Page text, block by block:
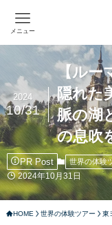
メニュー
【ルー
隠れた
脈の湖
の息吹
2024
10/31
PR Post 世界の体験
2024年10月31日
HOME 世界の体験ツアー 東